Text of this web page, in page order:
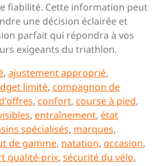
fiabilité. Cette information peut
une décision éclairée et
parfait qui répondra à vos
exigeants du triathlon.
, ajustement approprié,
limité, compagnon de
, confort, course à pied,
, entraînement, état
spécialisés, marques,
de gamme, natation, occasion,
qualité-prix, sécurité du vélo,